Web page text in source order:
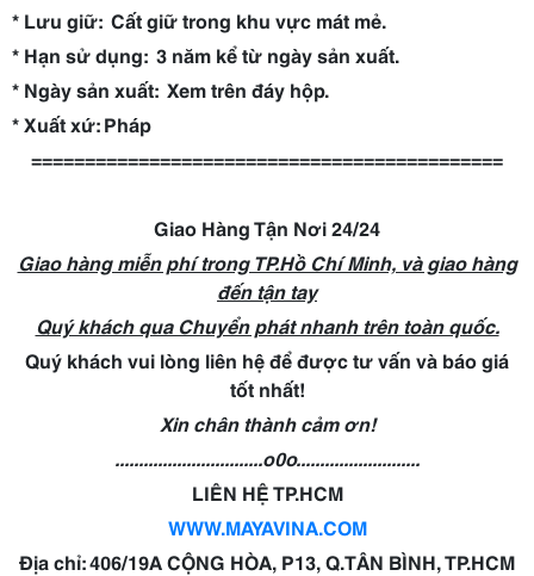
* Lưu giữ: Cất giữ trong khu vực mát mẻ.
* Hạn sử dụng: 3 năm kể từ ngày sản xuất.
* Ngày sản xuất: Xem trên đáy hộp.
* Xuất xứ: Pháp
============================================
Giao Hàng Tận Nơi 24/24
Giao hàng miễn phí trong TP.Hồ Chí Minh, và giao hàng
đến tận tay
Quý khách qua Chuyển phát nhanh trên toàn quốc.
Quý khách vui lòng liên hệ để được tư vấn và báo giá
tốt nhất!
Xin chân thành cảm ơn!
...............................o0o..........................
LIÊN HỆTP.HCM
WWW.MAYAVINA.COM
Địa chỉ: 406/19A CỘNG HÒA, P13, Q.TÂN BÌNH, TP.HCM